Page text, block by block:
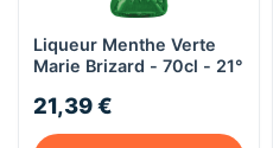
Liqueur Menthe Verte
Marie Brizard - 70cl - 21°
21,39 €